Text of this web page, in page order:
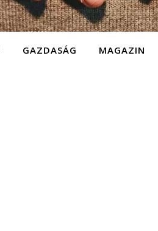
GAZDASÁG MAGAZIN